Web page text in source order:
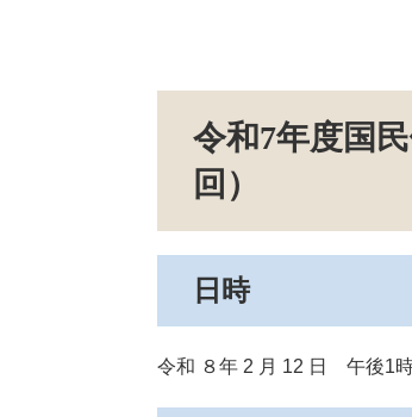
令和7年度国
回）
日時
令和 ８年 2 月 12 日 午後1